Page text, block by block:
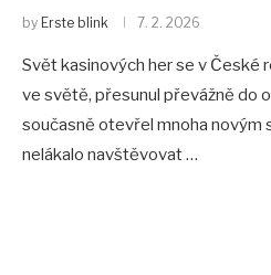
by Erste blink 7. 2. 2026
Svět kasinových her se v České
ve světě, přesunul převážně do
současně otevřel mnoha novým
nelákalo navštěvovat …